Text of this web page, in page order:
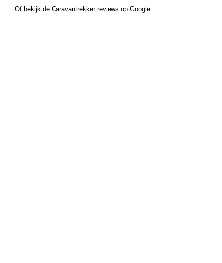
Of bekijk de Caravantrekker reviews op Google.